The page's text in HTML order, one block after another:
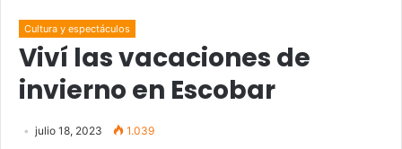
Cultura y espectáculos
Viví las vacaciones de
invierno en Escobar
julio 18, 2023 1.039